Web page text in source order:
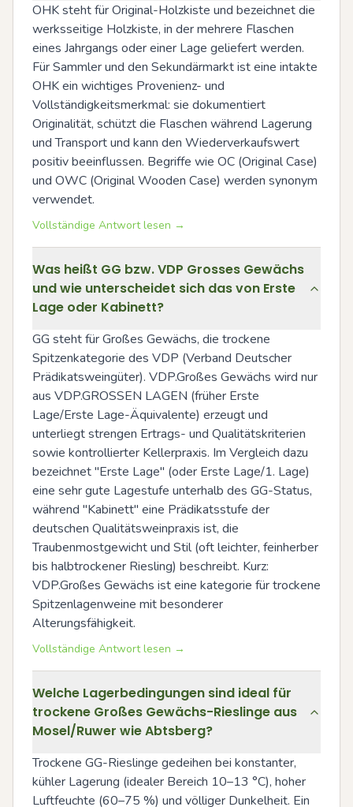
OHK steht für Original-Holzkiste und bezeichnet die
werksseitige Holzkiste, in der mehrere Flaschen
eines Jahrgangs oder einer Lage geliefert werden.
Für Sammler und den Sekundärmarkt ist eine intakte
OHK ein wichtiges Provenienz- und
Vollständigkeitsmerkmal: sie dokumentiert
Originalität, schützt die Flaschen während Lagerung
und Transport und kann den Wiederverkaufswert
positiv beeinflussen. Begriffe wie OC (Original Case)
und OWC (Original Wooden Case) werden synonym
verwendet.
Vollständige Antwort lesen →
Was heißt GG bzw. VDP Grosses Gewächs
und wie unterscheidet sich das von Erste
Lage oder Kabinett?
GG steht für Großes Gewächs, die trockene
Spitzenkategorie des VDP (Verband Deutscher
Prädikatsweingüter). VDP.Großes Gewächs wird nur
aus VDP.GROSSEN LAGEN (früher Erste
Lage/Erste Lage-Äquivalente) erzeugt und
unterliegt strengen Ertrags- und Qualitätskriterien
sowie kontrollierter Kellerpraxis. Im Vergleich dazu
bezeichnet "Erste Lage" (oder Erste Lage/1. Lage)
eine sehr gute Lagestufe unterhalb des GG-Status,
während "Kabinett" eine Prädikatsstufe der
deutschen Qualitätsweinpraxis ist, die
Traubenmostgewicht und Stil (oft leichter, feinherber
bis halbtrockener Riesling) beschreibt. Kurz:
VDP.Großes Gewächs ist eine kategorie für trockene
Spitzenlagenweine mit besonderer
Alterungsfähigkeit.
Vollständige Antwort lesen →
Welche Lagerbedingungen sind ideal für
trockene Großes Gewächs-Rieslinge aus
Mosel/Ruwer wie Abtsberg?
Trockene GG-Rieslinge gedeihen bei konstanter,
kühler Lagerung (idealer Bereich 10–13 °C), hoher
Luftfeuchte (60–75 %) und völliger Dunkelheit. Ein